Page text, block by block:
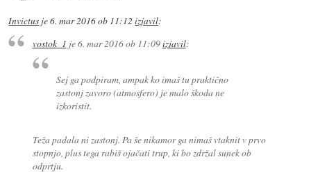
Invictus je6. mar 2016 ob 11:12 izjavil:
vostok_1 je6. mar 2016 ob 11:09izjavil:
Sej ga podpiram, ampak ko imaš tu praktično
zastonj zavoro (atmosfero) je malo škoda ne
izkoristit.
Teža padala ni zastonj. Pa še nikamor ga nimaš vtaknit v prvo
stopnjo, plus tega rabiš ojačati trup, ki bo zdržal sunek ob
odprtju.